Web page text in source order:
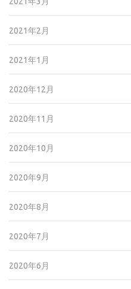
2021年2月
2021年1月
2020年12月
2020年11月
2020年10月
2020年9月
2020年8月
2020年7月
2020年6月